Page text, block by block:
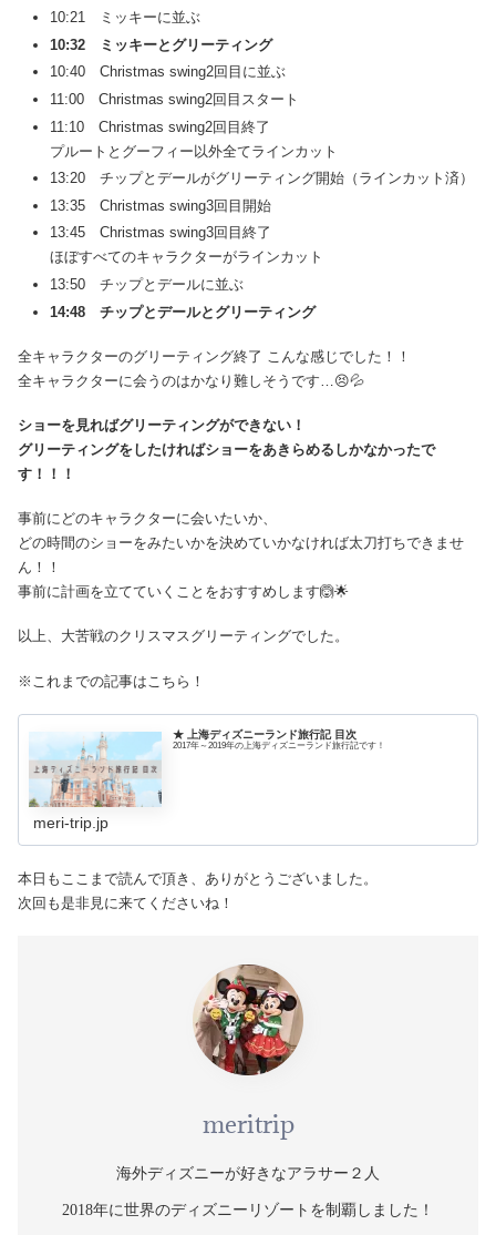
10:21 ミッキーに並ぶ
10:32 ミッキーとグリーティング
10:40 Christmas swing2回目に並ぶ
11:00 Christmas swing2回目スタート
11:10 Christmas swing2回目終了
プルートとグーフィー以外全てラインカット
13:20 チップとデールがグリーティング開始（ラインカット済）
13:35 Christmas swing3回目開始
13:45 Christmas swing3回目終了
ほぼすべてのキャラクターがラインカット
13:50 チップとデールに並ぶ
14:48 チップとデールとグリーティング
全キャラクターのグリーティング終了 こんな感じでした！！
全キャラクターに会うのはかなり難しそうです…😣💦
ショーを見ればグリーティングができない！
グリーティングをしたければショーをあきらめるしかなかったで
す！！！
事前にどのキャラクターに会いたいか、
どの時間のショーをみたいかを決めていかなければ太刀打ちできませ
ん！！
事前に計画を立てていくことをおすすめします🙆🌟
以上、大苦戦のクリスマスグリーティングでした。
※これまでの記事はこちら！
★ 上海ディズニーランド旅行記 目次
2017年～2019年の上海ディズニーランド旅行記です！
meri-trip.jp
本日もここまで読んで頂き、ありがとうございました。
次回も是非見に来てくださいね！
meritrip
海外ディズニーが好きなアラサー２人
2018年に世界のディズニーリゾートを制覇しました！